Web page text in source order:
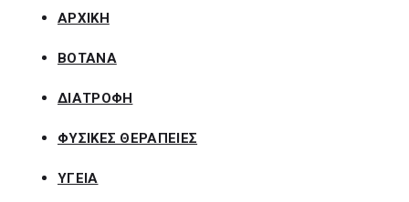
ΑΡΧΙΚΗ
ΒΟΤΑΝΑ
ΔΙΑΤΡΟΦΗ
ΦΥΣΙΚΕΣ ΘΕΡΑΠΕΙΕΣ
ΥΓΕΙΑ